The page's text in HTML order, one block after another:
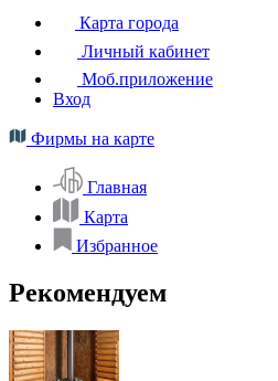
Карта города
Личный кабинет
Моб.приложение
Вход
Фирмы на карте
Главная
Карта
Избранное
Рекомендуем